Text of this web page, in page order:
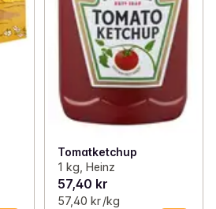
Tomatketchup
1 kg, Heinz
57,40 kr
57,40 kr /kg